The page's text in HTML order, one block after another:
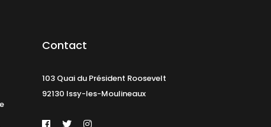
Contact
103 Quai du Président Roosevelt
92130 Issy-les-Moulineaux